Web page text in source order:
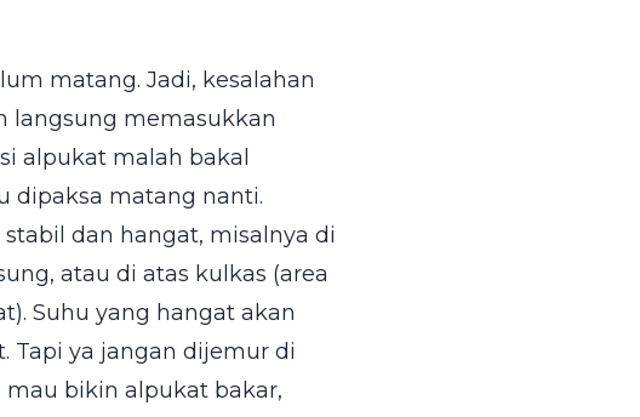
matang. Jadi, kesalahan
langsung memasukkan
alpukat malah bakal
dipaksa matang nanti.
dan hangat, misalnya di
atau di atas kulkas (area
Suhu yang hangat akan
Tapi ya jangan dijemur di
bikin alpukat bakar,